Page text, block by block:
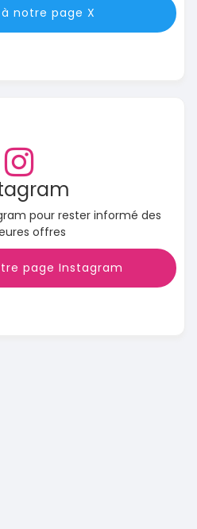
notre page X
pour rester informé des
offres
page Instagram